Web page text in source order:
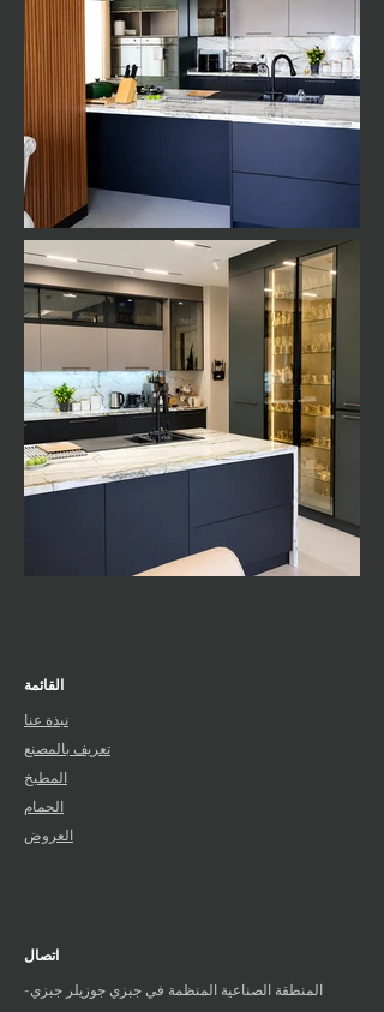
القائمة
نبذة عنا
تعريف بالمصنع
المطبخ
الحمام
العروض
اتصال
المنطقة الصناعية المنظمة في جبزي جوزيلر جبزي-